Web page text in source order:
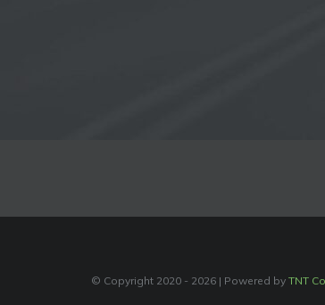
© Copyright 2020 - 2026 | Powered by TNT